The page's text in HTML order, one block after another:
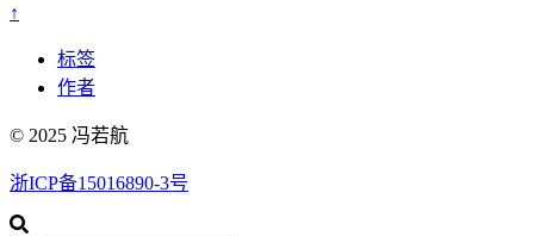
↑
标签
作者
© 2025 冯若航
浙ICP备15016890-3号